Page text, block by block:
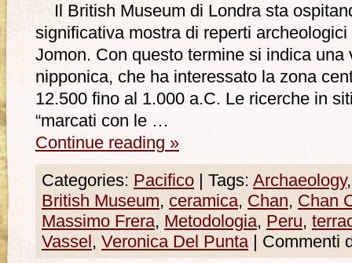
Il British Museum di Londra sta
significativa mostra di reperti
Jomon. Con questo termine si indica una
nipponica, che ha interessato la zona
12.500 fino al 1.000 a.C. Le ricerche in
“marcati con le …
Continue reading »
Categories: Pacifico Tags: Archaeology
British Museum, ceramica, Chan, Chan
Massimo Frera, Metodologia, Peru,
Vassel , Veronica Del Punta Commenti